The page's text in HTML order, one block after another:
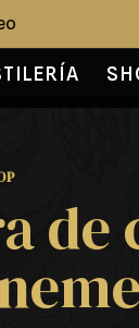
de